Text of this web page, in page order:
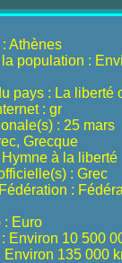
Athènes
population :
pays : La liberté
: gr
: 25 mars
Grecque
à la liberté
: Grec
:
: Euro
Environ 10 500
Environ 135 000